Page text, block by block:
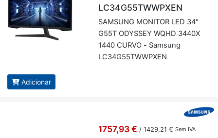
LC34G55TWWPXEN
SAM­SUNG MO­NITOR LED 34"
G55T ODYSSEY WQHD 3440X
1440 CURVO - Sam­sung
LC34G55TWWPXEN
Adicionar
1757,93 € / 1429,21 € Sem IVA